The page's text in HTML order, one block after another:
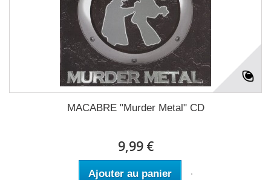
MACABRE "Murder Metal" CD
9,99 €
Ajouter au panier